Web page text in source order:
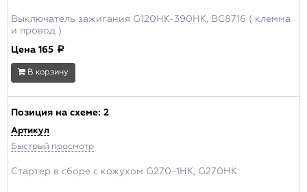
Наличие
Основной склад
Производитель
Champion
В продаже
Выключатель зажигания G120HK-390HK, BC8716 ( клемма
и провод )
Цена 165 a
В корзину
Позиция на схеме: 2
Артикул
Быстрый просмотр
Стартер в сборе с кожухом G270-1HK, G270HK